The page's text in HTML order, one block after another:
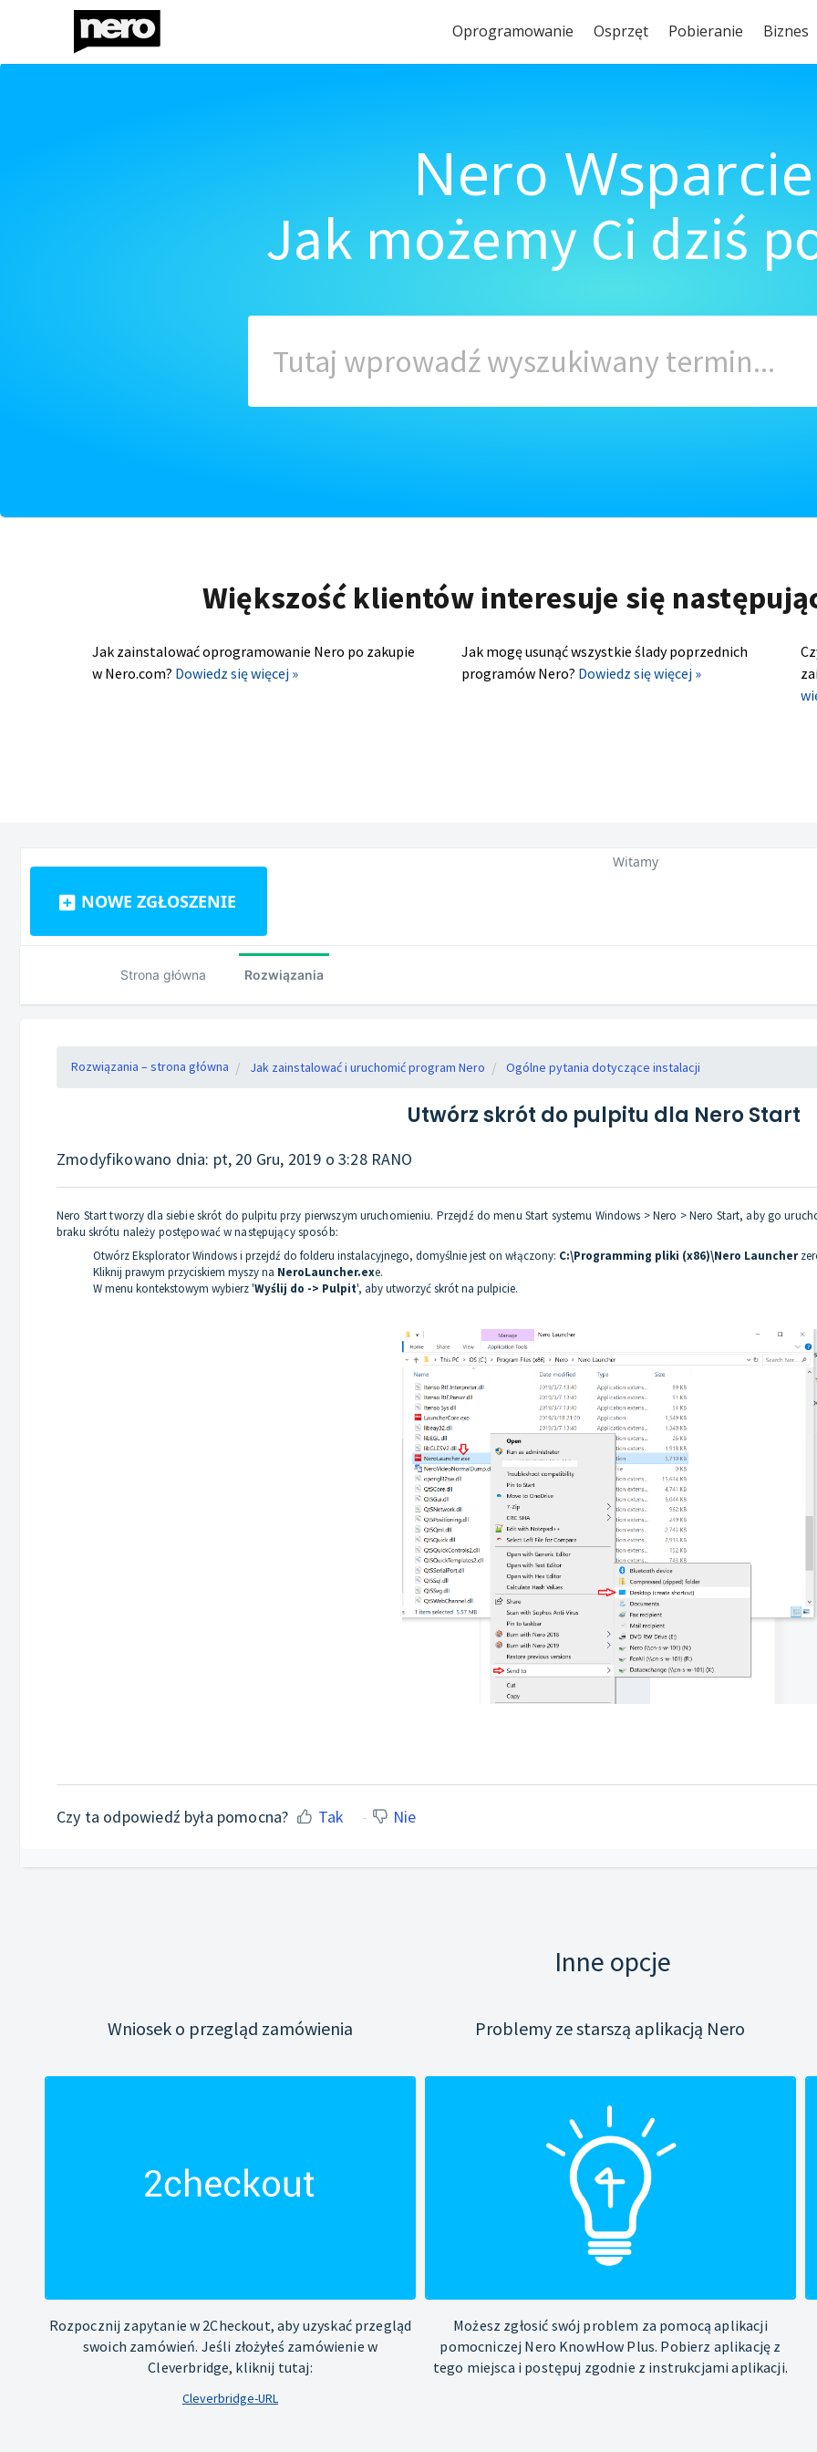
Oprogramowanie Osprzęt Pobieranie Biznes
Nero Wsparcie
Jak możemy Ci dziś
Większość klientów interesuje się
Jak zainstalować oprogramowanie Nero po zakupie
w Nero.com? Dowiedz się więcej »
Jak mogę usunąć wszystkie ślady poprzednich
programów Nero? Dowiedz się więcej »
NOWE ZGŁOSZENIE
Witamy
Strona główna Rozwiązania
Rozwiązania – strona główna Jak zainstalować i uruchomić program Nero Ogólne pytania dotyczące instalacji
Utwórz skrót do pulpitu dla Nero Start
Zmodyfikowano dnia: pt, 20 Gru, 2019 o 3:28 RANO
Nero Start tworzy dla siebie skrót do pulpitu przy pierwszym uruchomieniu. Przejdź do menu Start systemu Windows > Nero > Nero Start, aby go
braku skrótu należy postępować w następujący sposób:
Otwórz Eksplorator Windows i przejdź do folderu instalacyjnego, domyślnie jest on włączony: C:\Programming pliki (x86)\Nero Launcher
Kliknij prawym przyciskiem myszy na NeroLauncher.exe.
W menu kontekstowym wybierz 'Wyślij do -> Pulpit', aby utworzyć skrót na pulpicie.
Czy ta odpowiedź była pomocna? Tak Nie
Inne opcje
Wniosek o przegląd zamówienia
Rozpocznij zapytanie w 2Checkout, aby uzyskać przegląd
swoich zamówień. Jeśli złożyłeś zamówienie w
Cleverbridge, kliknij tutaj:
Cleverbridge-URL
Problemy ze starszą aplikacją Nero
Możesz zgłosić swój problem za pomocą aplikacji
pomocniczej Nero KnowHow Plus. Pobierz aplikację z
tego miejsca i postępuj zgodnie z instrukcjami aplikacji.